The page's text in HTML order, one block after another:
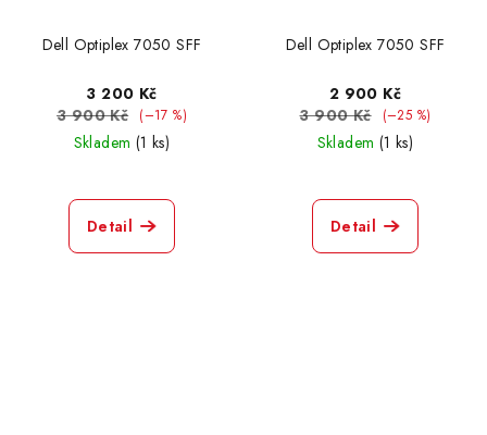
Dell Optiplex 7050 SFF
3 200 Kč
3 900 Kč
(–17 %)
Skladem (1 ks)
Detail
Dell Optiplex 7050 SFF
2 900 Kč
3 900 Kč
(–25 %)
Skladem (1 ks)
Detail